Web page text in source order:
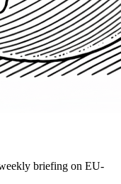
briefing on EU-